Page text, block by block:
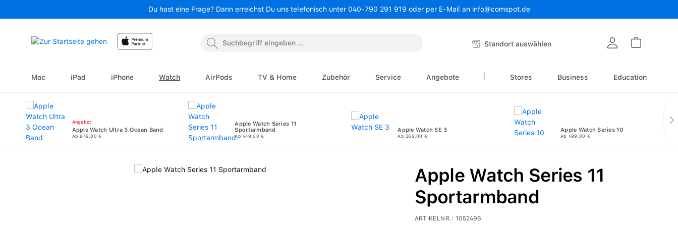
Du hast eine Frage? Dann erreichst Du uns telefonisch unter 040-790 291 919 oder per E-Mail an info@comspot.de
Standort auswählen
Mac iPad iPhone Watch AirPods TV & Home Zubehör Service Angebote Stores Business Education
Angebot
Apple Watch Ultra 3 Ocean Band
Ab 849,00 €
Apple Watch Series 11
Sportarmband
Ab 449,00 €
Apple Watch SE 3
Ab 269,00 €
Apple Watch Series 10
Ab 499,00 €
Apple Watch Series 11
Sportarmband
ARTIKELNR.: 1052496